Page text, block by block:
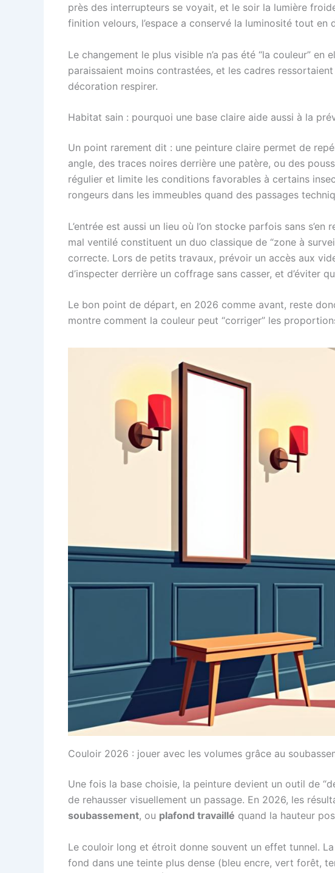
près des interrupteurs se voyait, et le soir la lumière
finition velours, l’espace a conservé la luminosité tout en
Le changement le plus visible n’a pas été “la couleur”
paraissaient moins contrastées, et les cadres
décoration respirer.
Habitat sain : pourquoi une base claire aide aussi à la
Un point rarement dit : une peinture claire permet de
angle, des traces noires derrière une patère, ou des
régulier et limite les conditions favorables à certains
rongeurs dans les immeubles quand des passages
L’entrée est aussi un lieu où l’on stocke parfois sans
mal ventilé constituent un duo classique de “zone à
correcte. Lors de petits travaux, prévoir un accès aux
d’inspecter derrière un coffrage sans casser, et d’éviter
Le bon point de départ, en 2026 comme avant, reste
montre comment la couleur peut “corriger” les
Couloir 2026 : jouer avec les volumes grâce au
Une fois la base choisie, la peinture devient un outil de
de rehausser visuellement un passage. En 2026, les
soubassement, ou plafond travaillé quand la hauteur
Le couloir long et étroit donne souvent un effet tunnel.
fond dans une teinte plus dense (bleu encre, vert forêt,